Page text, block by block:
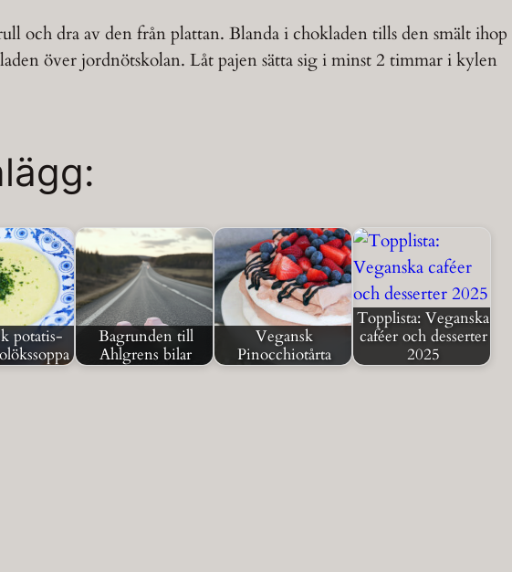
och dra av den från plattan. Blanda i chokladen tills den smält ihop
över jordnötskolan. Låt pajen sätta sig i minst 2 timmar i kylen
potatis-
Bagrunden till
Ahlgrens bilar
Vegansk
Pinocchiotårta
Topplista: Veganska
caféer och desserter
2025